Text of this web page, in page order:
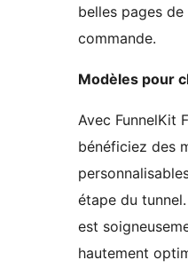
belles pages
commande.
Modèles pour
Avec FunnelKit
bénéficiez des
étape du
est
hautement